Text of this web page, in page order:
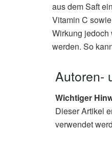
aus dem Saft
Vitamin C
Wirkung jedoch
werden. So
Autoren-
Wichtiger
Dieser Artikel
verwendet